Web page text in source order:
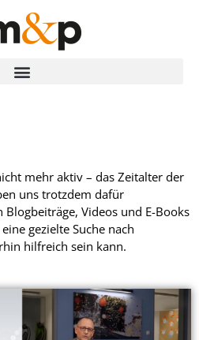
mehr aktiv – das Zeitalter der
uns trotzdem dafür
Videos und E-Books
gezielte Suche nach
hilfreich sein kann.